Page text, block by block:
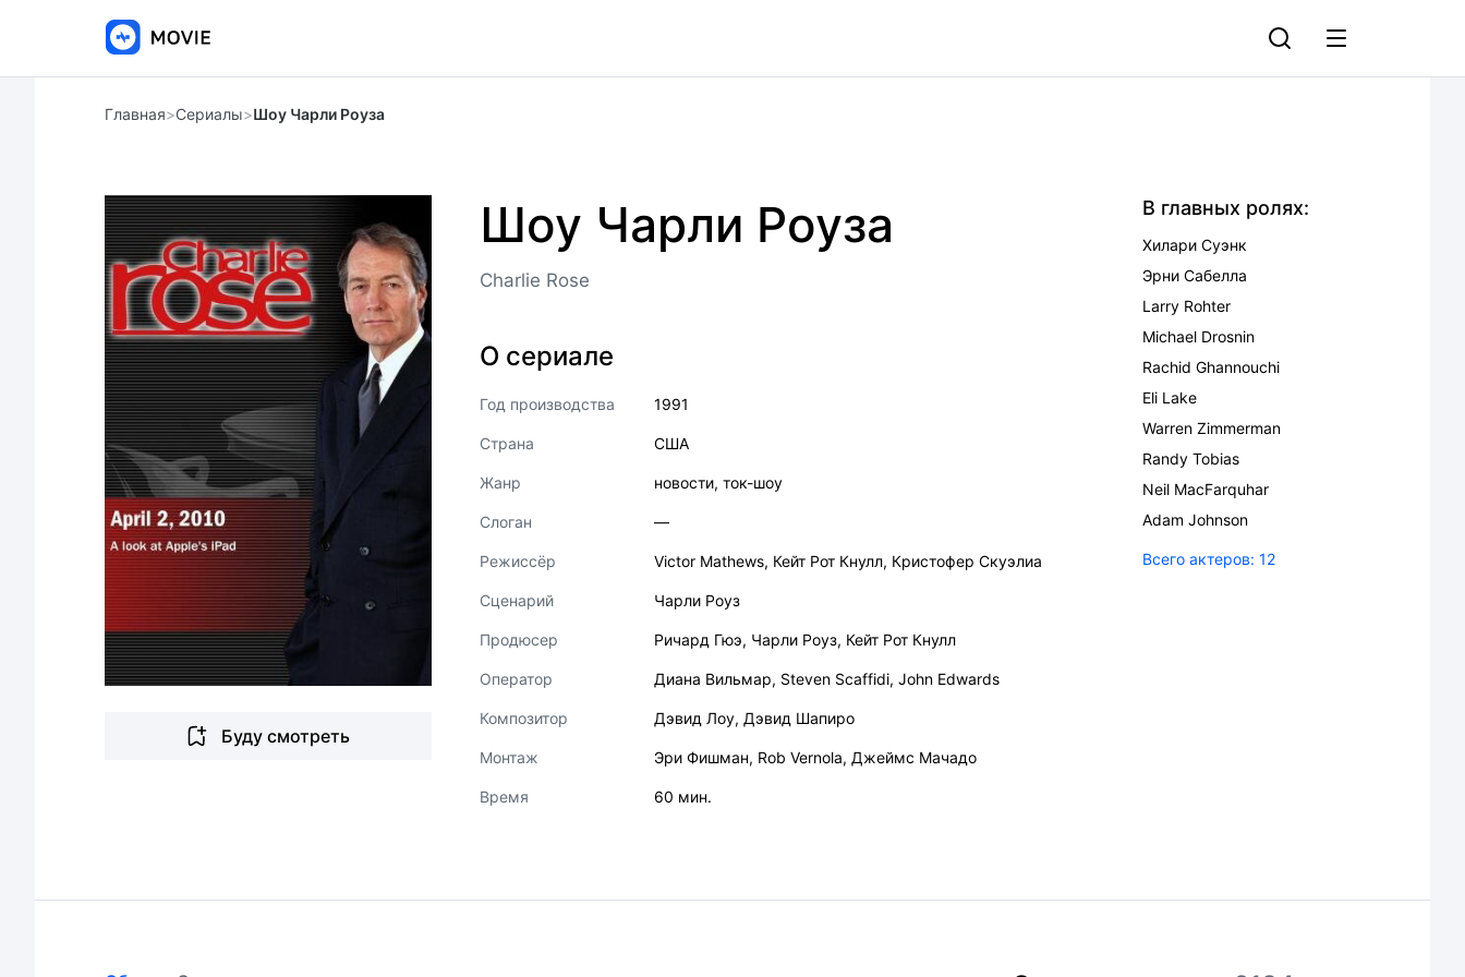
Главная>Сериалы>Шоу Чарли Роуза
Буду смотреть
Шоу Чарли Роуза
Charlie Rose
О сериале
Год производства 1991
Страна США
Жанр новости, ток-шоу
Слоган —
Режиссёр Victor Mathews, Кейт Рот Кнулл, Кристофер Скуэлиа
Сценарий Чарли Роуз
Продюсер Ричард Гюэ, Чарли Роуз, Кейт Рот Кнулл
Оператор Диана Вильмар, Steven Scaffidi, John Edwards
Композитор Дэвид Лоу, Дэвид Шапиро
Монтаж Эри Фишман, Rob Vernola, Джеймс Мачадо
Время 60 мин.
В главных ролях:
Хилари Суэнк
Эрни Сабелла
Larry Rohter
Michael Drosnin
Rachid Ghannouchi
Eli Lake
Warren Zimmerman
Randy Tobias
Neil MacFarquhar
Adam Johnson
Всего актеров: 12